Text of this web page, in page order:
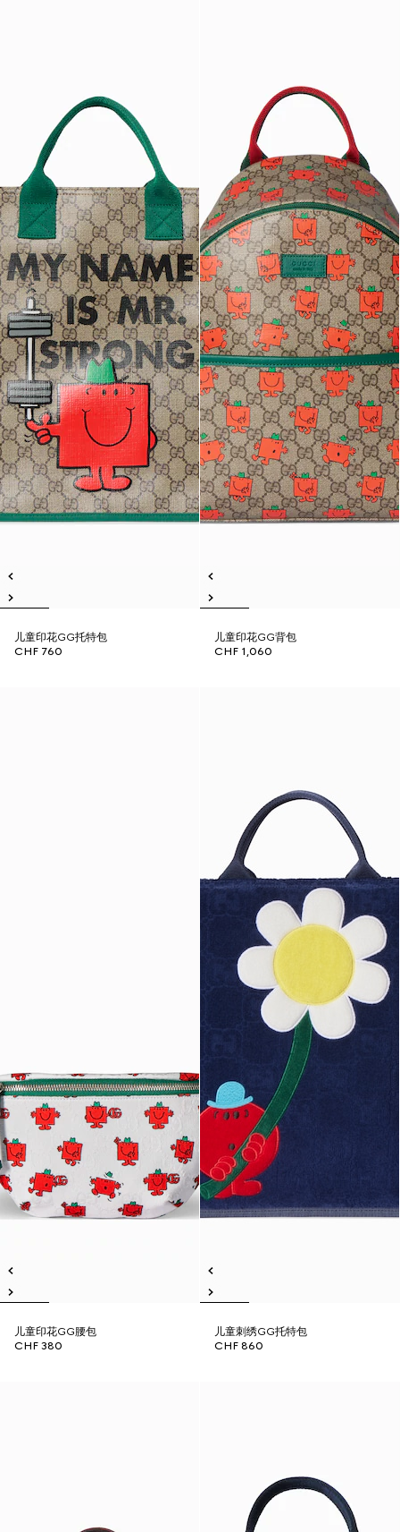
儿童印花GG托特包
CHF 760
儿童印花GG背包
CHF 1,060
儿童印花GG腰包
CHF 380
儿童刺绣GG托特包
CHF 860